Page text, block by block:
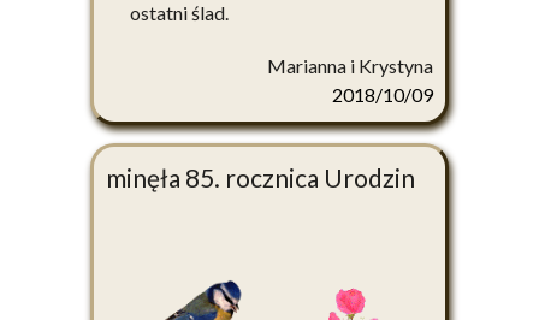
ostatni ślad.
Marianna i Krystyna
2018/10/09
minęła 85. rocznica Urodzin